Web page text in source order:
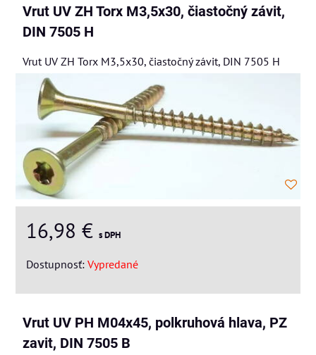
Vrut UV ZH Torx M3,5x30, čiastočný závit,
DIN 7505 H
Vrut UV ZH Torx M3,5x30, čiastočný závit, DIN 7505 H
16,98 € s DPH
Dostupnosť: Vypredané
Vrut UV PH M04x45, polkruhová hlava, PZ
zavit, DIN 7505 B